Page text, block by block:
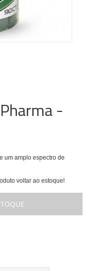
-
um amplo espectro de
voltar ao estoque!